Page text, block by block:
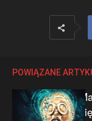
POWIĄZANE